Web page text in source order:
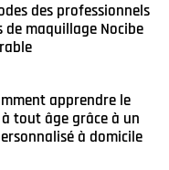
des professionnels
de maquillage Nocibe
apprendre le
tout âge grâce à un
à domicile